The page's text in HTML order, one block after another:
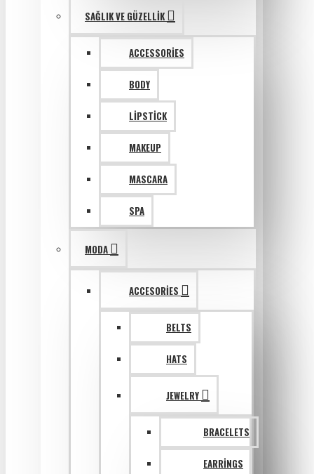
SAĞLIK VE GÜZELLIK
ACCESSORIES
BODY
LIPSTICK
MAKEUP
MASCARA
SPA
MODA
ACCESORIES
BELTS
HATS
JEWELRY
BRACELETS
EARRINGS